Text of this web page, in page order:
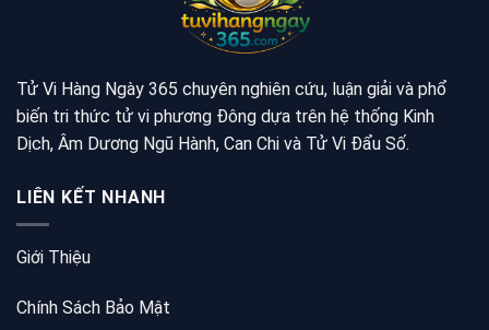
Tử Vi Hàng Ngày 365 chuyên nghiên cứu, luận giải và phổ
biến tri thức tử vi phương Đông dựa trên hệ thống Kinh
Dịch, Âm Dương Ngũ Hành, Can Chi và Tử Vi Đẩu Số.
LIÊN KẾT NHANH
Giới Thiệu
Chính Sách Bảo Mật